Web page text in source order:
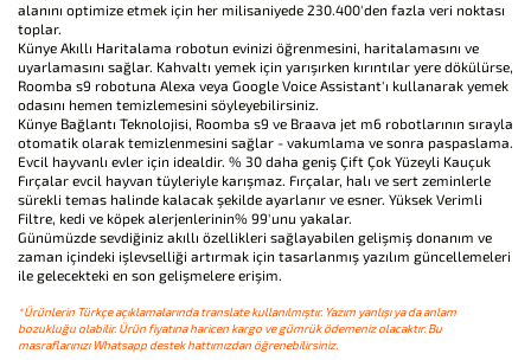
alanını optimize etmek için her milisaniyede 230.400'den fazla veri noktası
toplar.
Künye Akıllı Haritalama robotun evinizi öğrenmesini, haritalamasını ve
uyarlamasını sağlar. Kahvaltı yemek için yarışırken kırıntılar yere dökülürse,
Roomba s9 robotuna Alexa veya Google Voice Assistant'ı kullanarak yemek
odasını hemen temizlemesini söyleyebilirsiniz.
Künye Bağlantı Teknolojisi, Roomba s9 ve Braava jet m6 robotlarının sırayla
otomatik olarak temizlenmesini sağlar - vakumlama ve sonra paspaslama.
Evcil hayvanlı evler için idealdir. % 30 daha geniş Çift Çok Yüzeyli Kauçuk
Fırçalar evcil hayvan tüyleriyle karışmaz. Fırçalar, halı ve sert zeminlerle
sürekli temas halinde kalacak şekilde ayarlanır ve esner. Yüksek Verimli
Filtre, kedi ve köpek alerjenlerinin% 99'unu yakalar.
Günümüzde sevdiğiniz akıllı özellikleri sağlayabilen gelişmiş donanım ve
zaman içindeki işlevselliği artırmak için tasarlanmış yazılım güncellemeleri
ile gelecekteki en son gelişmelere erişim.
*Ürünlerin Türkçe açıklamalarında translate kullanılmıştır. Yazım yanlışı ya da anlam
bozukluğu olabilir. Ürün fiyatına haricen kargo ve gümrük ödemeniz olacaktır. Bu
masraflarınızı Whatsapp destek hattımızdan öğrenebilirsiniz.